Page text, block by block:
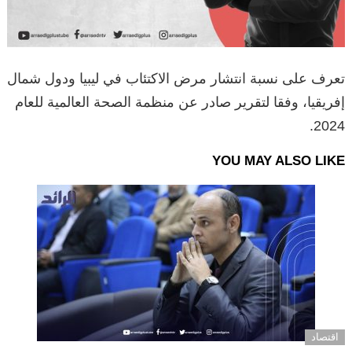
تعرف على نسبة انتشار مرض الاكتئاب في ليبيا ودول شمال
إفريقيا، وفقا لتقرير صادر عن منظمة الصحة العالمية للعام
2024.
YOU MAY ALSO LIKE
اقتصاد